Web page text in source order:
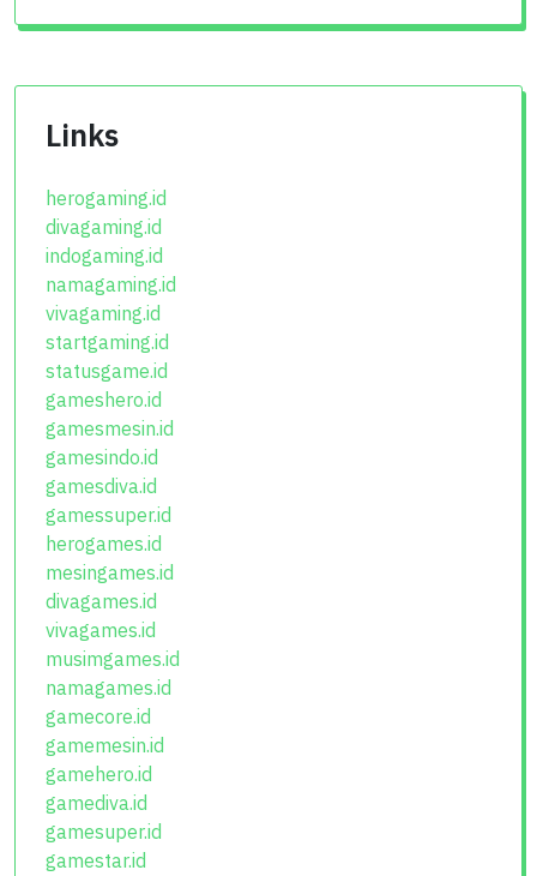
Links
herogaming.id
divagaming.id
indogaming.id
namagaming.id
vivagaming.id
startgaming.id
statusgame.id
gameshero.id
gamesmesin.id
gamesindo.id
gamesdiva.id
gamessuper.id
herogames.id
mesingames.id
divagames.id
vivagames.id
musimgames.id
namagames.id
gamecore.id
gamemesin.id
gamehero.id
gamediva.id
gamesuper.id
gamestar.id